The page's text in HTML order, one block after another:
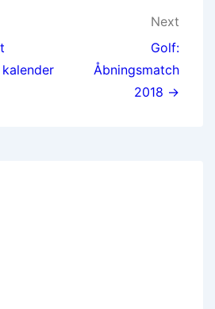
Next
Golf:
Åbningsmatch
2018 →